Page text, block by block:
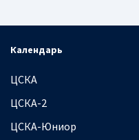
Календарь
ЦСКА
ЦСКА-2
ЦСКА-Юниор